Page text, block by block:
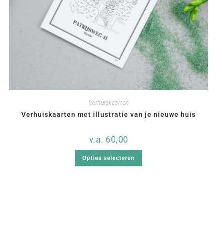
Verhuiskaarten
Verhuiskaarten met illustratie van je nieuwe huis
v.a. 60,00
Opties selecteren